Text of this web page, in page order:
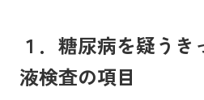
１．糖尿病を疑う
液検査の項目